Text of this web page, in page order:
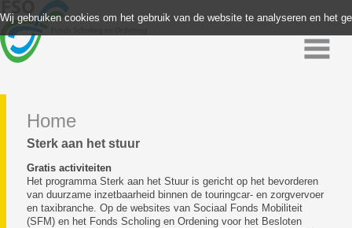
Wij gebruiken cookies om het gebruik van de website te analyseren en het
Home
Sterk aan het stuur
Gratis activiteiten
Het programma Sterk aan het Stuur is gericht op het bevorderen
van duurzame inzetbaarheid binnen de touringcar- en zorgvervoer
en taxibranche. Op de websites van Sociaal Fonds Mobiliteit
(SFM) en het Fonds Scholing en Ordening voor het Besloten